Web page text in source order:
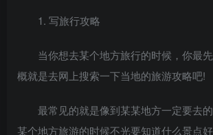
1. 写旅行攻略
当你想去某个地方旅行的时候，你最
概就是去网上搜索一下当地的旅游攻略吧!
最常见的就是像到某某地方一定要去
某个地方旅游的时候不光要知道什么景点